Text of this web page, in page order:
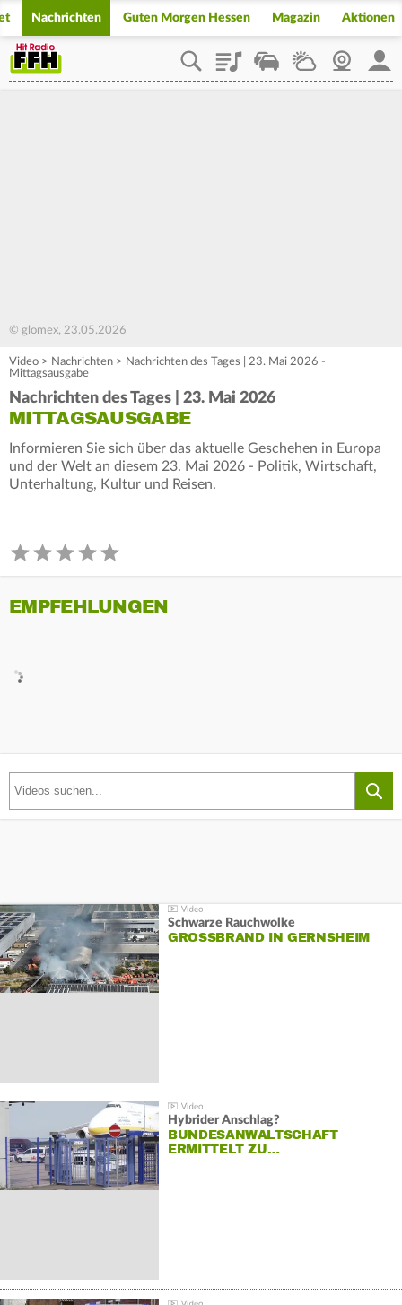
Nachrichten Guten Morgen Hessen Magazin Aktionen
PlaylistStaupilotWetterWebcam
© glomex, 23.05.2026
Video > Nachrichten > Nachrichten des Tages | 23. Mai 2026 -
Mittagsausgabe
Nachrichten des Tages | 23. Mai 2026
MITTAGSAUSGABE
Informieren Sie sich über das aktuelle Geschehen in Europa
und der Welt an diesem 23. Mai 2026 - Politik, Wirtschaft,
Unterhaltung, Kultur und Reisen.
EMPFEHLUNGEN
Schwarze Rauchwolke
GROSSBRAND IN GERNSHEIM
Hybrider Anschlag?
BUNDESANWALTSCHAFT
ERMITTELT ZU…